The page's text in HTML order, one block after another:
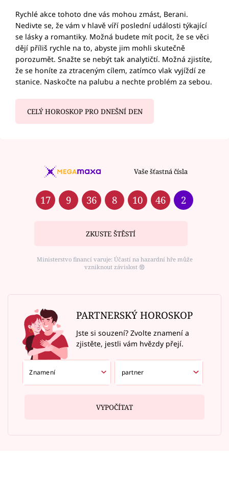
Rychlé akce tohoto dne vás mohou zmást, Berani.
Nedivte se, že vám v hlavě víří poslední události týkající
se lásky a romantiky. Možná budete mít pocit, že se věci
dějí příliš rychle na to, abyste jim mohli skutečně
porozumět. Snažte se nebýt tak analytičtí. Možná zjistíte,
že se honíte za ztraceným cílem, zatímco vlak vyjíždí ze
stanice. Naskočte na palubu a nechte problém za sebou.
CELÝ HOROSKOP PRO DNEŠNÍ DEN
Vaše šťastná čísla
17 9 36 8 10 46 2
ZKUSTE ŠTĚSTÍ
Ministerstvo financí varuje: Účastí na hazardní hře může
vzniknout závislost ⑱
PARTNERSKÝ HOROSKOP
Jste si souzení? Zvolte znamení a
zjistěte, jestli vám hvězdy přejí.
VYPOČÍTAT